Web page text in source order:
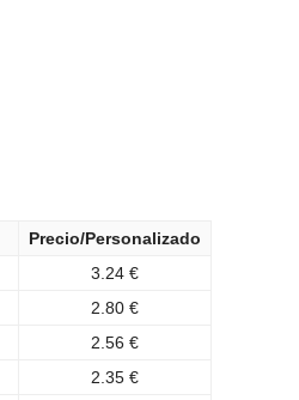
Precio/Personalizado
3.24 €
2.80 €
2.56 €
2.35 €